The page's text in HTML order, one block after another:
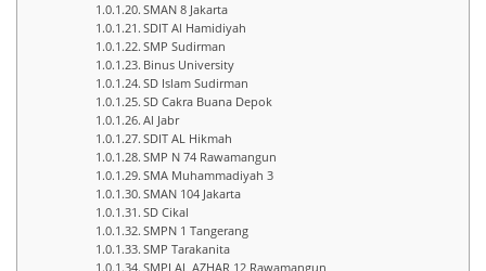
SMAN 8 Jakarta
SDIT Al Hamidiyah
SMP Sudirman
Binus University
SD Islam Sudirman
SD Cakra Buana Depok
Al Jabr
SDIT AL Hikmah
SMP N 74 Rawamangun
SMA Muhammadiyah 3
SMAN 104 Jakarta
SD Cikal
SMPN 1 Tangerang
SMP Tarakanita
SMPI AL AZHAR 12 Rawamangun